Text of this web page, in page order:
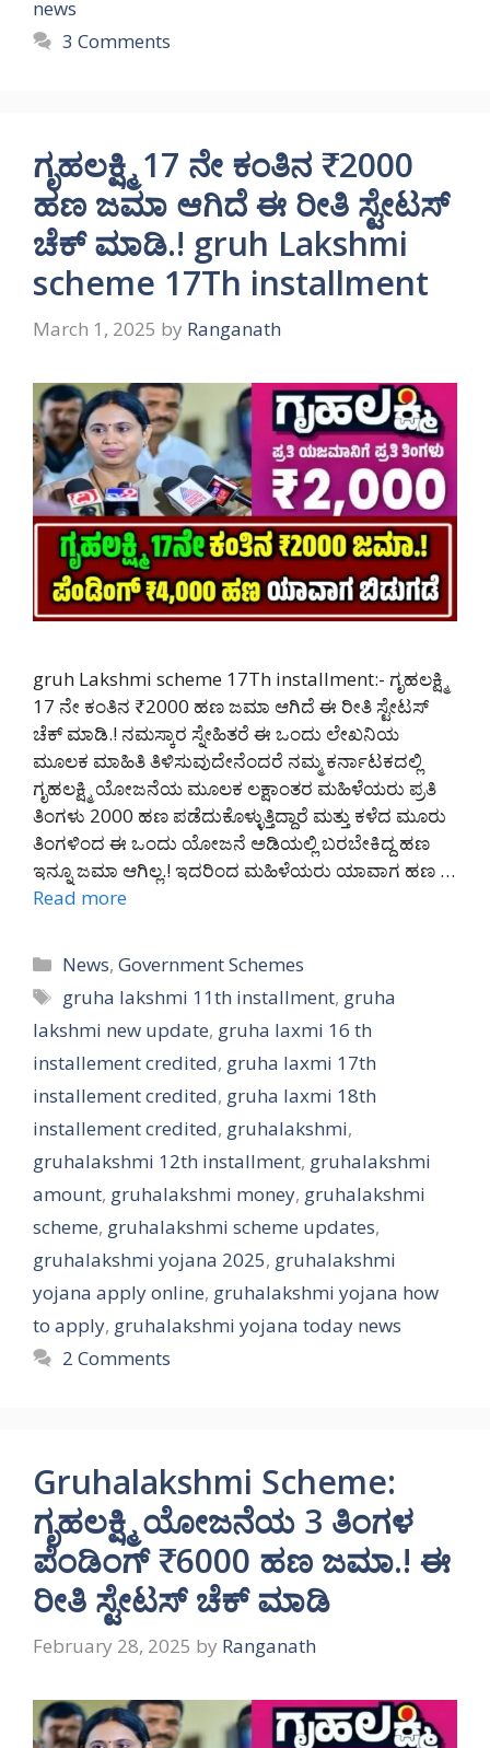
news
3 Comments
ಗೃಹಲಕ್ಷ್ಮಿ 17 ನೇ ಕಂತಿನ ₹2000
ಹಣ ಜಮಾ ಆಗಿದೆ ಈ ರೀತಿ ಸ್ಟೇಟಸ್
ಚೆಕ್ ಮಾಡಿ.! gruh Lakshmi
scheme 17Th installment
March 1, 2025 by Ranganath
gruh Lakshmi scheme 17Th installment:- ಗೃಹಲಕ್ಷ್ಮಿ
17 ನೇ ಕಂತಿನ ₹2000 ಹಣ ಜಮಾ ಆಗಿದೆ ಈ ರೀತಿ ಸ್ಟೇಟಸ್
ಚೆಕ್ ಮಾಡಿ.! ನಮಸ್ಕಾರ ಸ್ನೇಹಿತರೆ ಈ ಒಂದು ಲೇಖನಿಯ
ಮೂಲಕ ಮಾಹಿತಿ ತಿಳಿಸುವುದೇನೆಂದರೆ ನಮ್ಮ ಕರ್ನಾಟಕದಲ್ಲಿ
ಗೃಹಲಕ್ಷ್ಮಿ ಯೋಜನೆಯ ಮೂಲಕ ಲಕ್ಷಾಂತರ ಮಹಿಳೆಯರು ಪ್ರತಿ
ತಿಂಗಳು 2000 ಹಣ ಪಡೆದುಕೊಳ್ಳುತ್ತಿದ್ದಾರೆ ಮತ್ತು ಕಳೆದ ಮೂರು
ತಿಂಗಳಿಂದ ಈ ಒಂದು ಯೋಜನೆ ಅಡಿಯಲ್ಲಿ ಬರಬೇಕಿದ್ದ ಹಣ
ಇನ್ನೂ ಜಮಾ ಆಗಿಲ್ಲ.! ಇದರಿಂದ ಮಹಿಳೆಯರು ಯಾವಾಗ ಹಣ …
Read more
Categories
News,Government Schemes
Tags
gruha lakshmi 11th installment, gruha
lakshmi new update, gruha laxmi 16 th
installement credited, gruha laxmi 17th
installement credited, gruha laxmi 18th
installement credited, gruhalakshmi,
gruhalakshmi 12th installment, gruhalakshmi
amount, gruhalakshmi money, gruhalakshmi
scheme, gruhalakshmi scheme updates,
gruhalakshmi yojana 2025, gruhalakshmi
yojana apply online, gruhalakshmi yojana how
to apply, gruhalakshmi yojana today news
2 Comments
Gruhalakshmi Scheme:
ಗೃಹಲಕ್ಷ್ಮಿ ಯೋಜನೆಯ 3 ತಿಂಗಳ
ಪೆಂಡಿಂಗ್ ₹6000 ಹಣ ಜಮಾ.! ಈ
ರೀತಿ ಸ್ಟೇಟಸ್ ಚೆಕ್ ಮಾಡಿ
February 28, 2025 by Ranganath